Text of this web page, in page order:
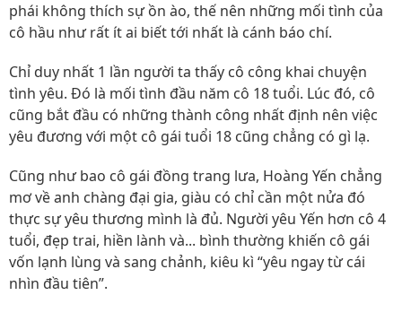
phái không thích sự ồn ào, thế nên những mối tình của
cô hầu như rất ít ai biết tới nhất là cánh báo chí.
Chỉ duy nhất 1 lần người ta thấy cô công khai chuyện
tình yêu. Đó là mối tình đầu năm cô 18 tuổi. Lúc đó, cô
cũng bắt đầu có những thành công nhất định nên việc
yêu đương với một cô gái tuổi 18 cũng chẳng có gì lạ.
Cũng như bao cô gái đồng trang lưa, Hoàng Yến chẳng
mơ về anh chàng đại gia, giàu có chỉ cần một nửa đó
thực sự yêu thương mình là đủ. Người yêu Yến hơn cô 4
tuổi, đẹp trai, hiền lành và... bình thường khiến cô gái
vốn lạnh lùng và sang chảnh, kiêu kì “yêu ngay từ cái
nhìn đầu tiên”.